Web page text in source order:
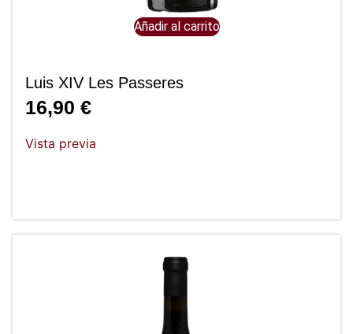
Añadir al carrito
Luis XIV Les Passeres
16,90 €
Vista previa